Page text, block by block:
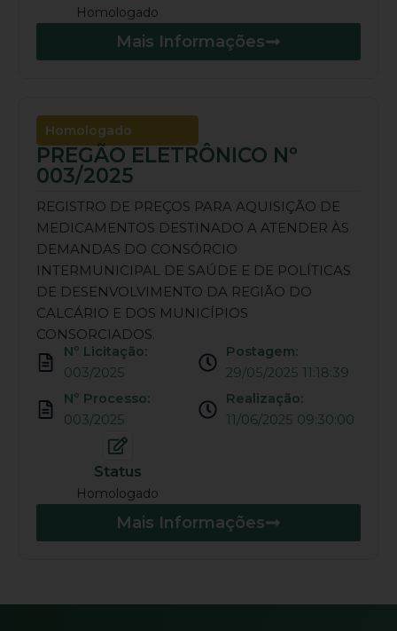
Homologado
Mais Informações
Homologado
PREGÃO ELETRÔNICO Nº
003/2025
REGISTRO DE PREÇOS PARA AQUISIÇÃO DE
MEDICAMENTOS DESTINADO A ATENDER ÀS
DEMANDAS DO CONSÓRCIO
INTERMUNICIPAL DE SAÚDE E DE POLÍTICAS
DE DESENVOLVIMENTO DA REGIÃO DO
CALCÁRIO E DOS MUNICÍPIOS
CONSORCIADOS.
Nº Licitação:
003/2025
Nº Processo:
003/2025
Postagem:
29/05/2025 11:18:39
Realização:
11/06/2025 09:30:00
Status
Homologado
Mais Informações